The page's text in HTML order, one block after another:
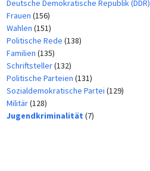
Deutsche Demokratische Republik (DDR)
Frauen (156)
Wahlen (151)
Politische Rede (138)
Familien (135)
Schriftsteller(132)
Politische Parteien (131)
Sozialdemokratische Partei (129)
Militär(128)
Jugendkriminalität (7)